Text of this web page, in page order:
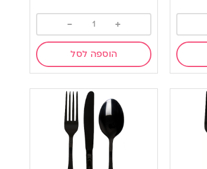
+
-
הוספה לסל